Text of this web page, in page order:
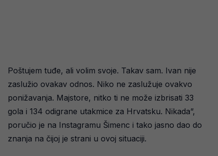
Poštujem tuđe, ali volim svoje. Takav sam. Ivan nije
zaslužio ovakav odnos. Niko ne zaslužuje ovakvo
ponižavanja. Majstore, nitko ti ne može izbrisati 33
gola i 134 odigrane utakmice za Hrvatsku. Nikada”,
poručio je na Instagramu Šimenc i tako jasno dao do
znanja na čijoj je strani u ovoj situaciji.